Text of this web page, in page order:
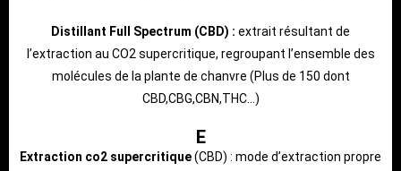
Distillant Full Spectrum (CBD) : extrait résultant de
l’extraction au CO2 supercritique, regroupant l’ensemble des
molécules de la plante de chanvre (Plus de 150 dont
CBD,CBG,CBN,THC…)
E
Extraction co2 supercritique(CBD) : mode d’extraction propre